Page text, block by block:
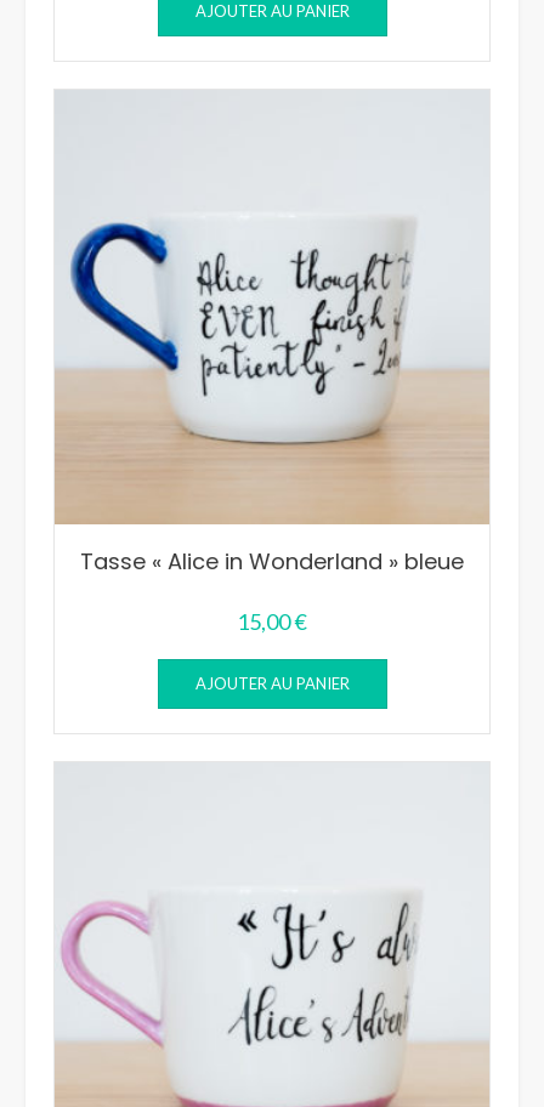
AJOUTER AU PANIER
Tasse « Alice in Wonderland » bleue
15,00€
AJOUTER AU PANIER